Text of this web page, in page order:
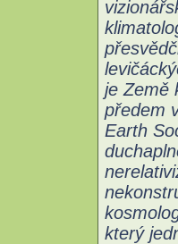
je Země
předem
Earth
který